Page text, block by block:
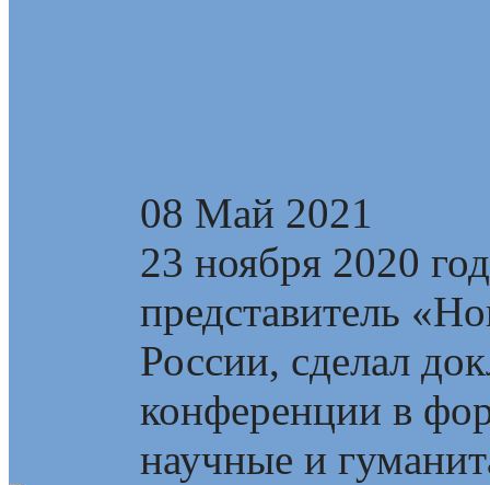
08 Май 2021
23 ноября 2020
представитель
России, сделал
конференции в
научные и